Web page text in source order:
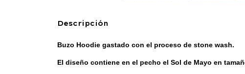
Descripción
Buzo Hoodie gastado con el proceso de stone wash.
El diseño contiene en el pecho el Sol de Mayo en